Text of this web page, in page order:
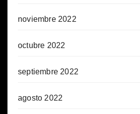
noviembre 2022
octubre 2022
septiembre 2022
agosto 2022